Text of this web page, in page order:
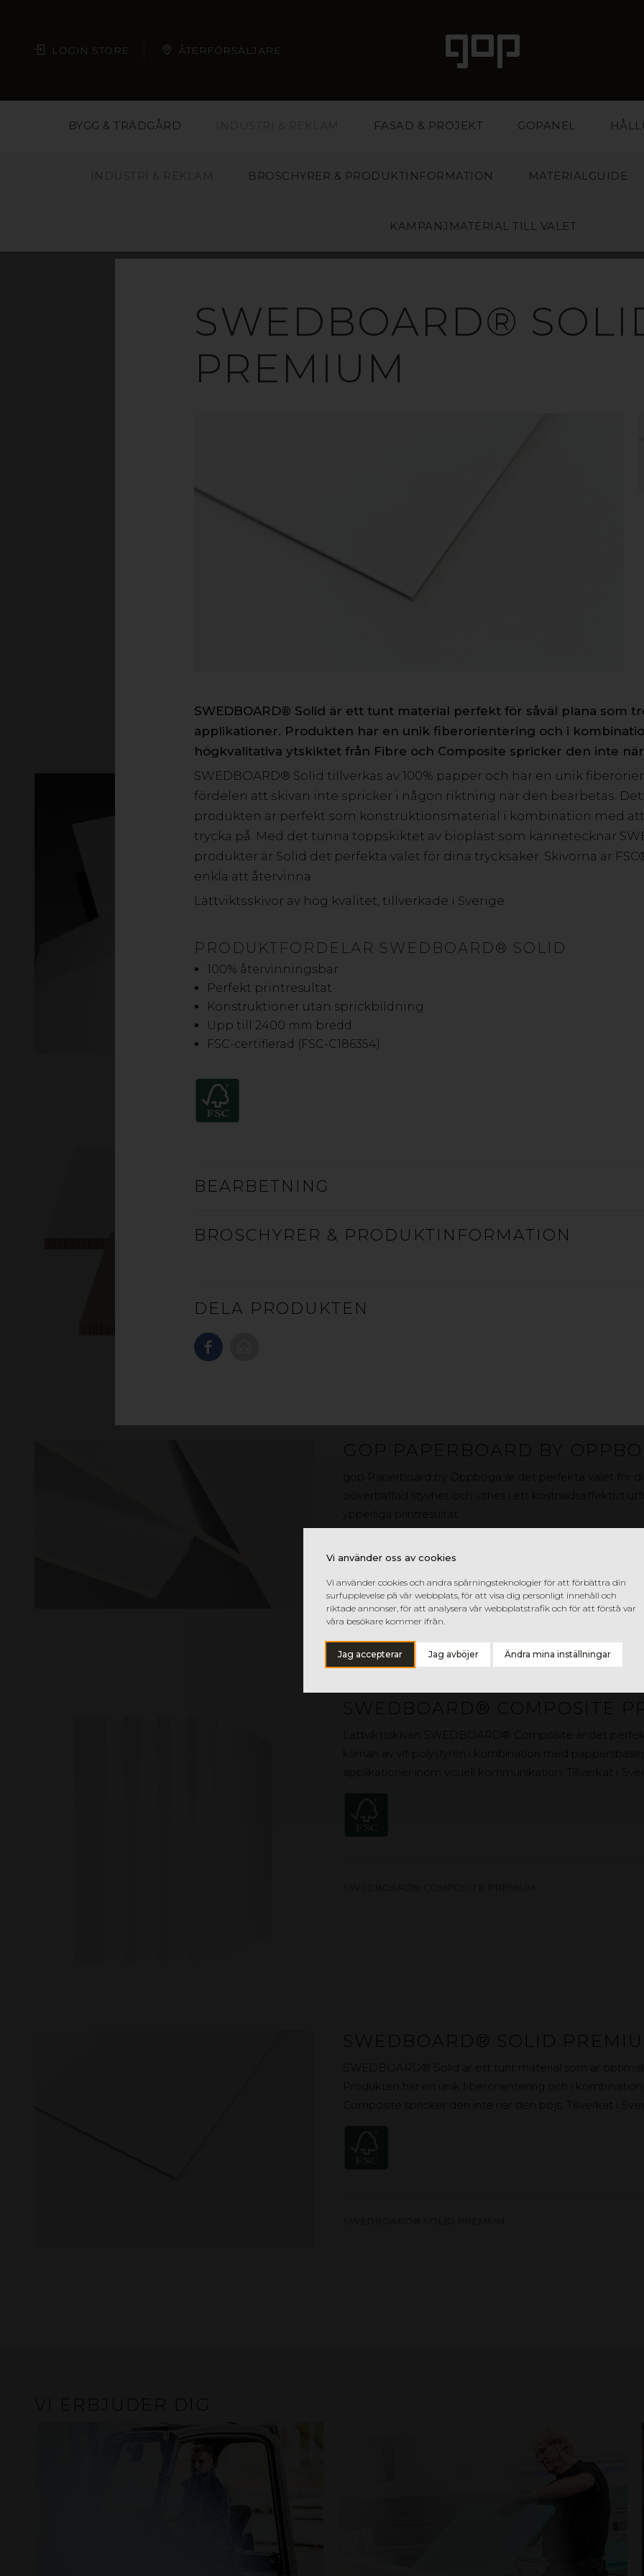
Vi använder oss av cookies
Vi använder cookies och andra spårningsteknologier för att förbättra din
surfupplevelse på vår webbplats, för att visa dig personligt innehåll och
riktade annonser, för att analysera vår webbplatstrafik och för att förstå var
våra besökare kommer ifrån.
Jag accepterar Jag avböjer Ändra mina inställningar
LOGIN STORE ÅTERFÖRSÄLJARE
BYGG & TRÄDGÅRD FASAD & PROJEKT GOPANEL
INDUSTRI & REKLAM BROSCHYRER & PRODUKTINFORMATION MATERIALGUIDE
KAMPANJMATERIAL TILL VALET
SWEDBOARD®
PREMIUM
SWEDBOARD® Solid är ett tunt material perfekt för såväl plana som
applikationer. Produkten har en unik fiberorientering och i
högkvalitativa ytskiktet från Fibre och Composite spricker den inte
SWEDBOARD® Solid tillverkas av 100% papper och har en unik
fördelen att skivan inte spricker i någon riktning när den bearbetas.
produkten är perfekt som konstruktionsmaterial i kombination med
trycka på. Med det tunna toppskiktet av bioplast som kännetecknar
produkter är Solid det perfekta valet för dina trycksaker. Skivorna är
enkla att återvinna.
Lättviktsskivor av hög kvalitet, tillverkade i Sverige.
PRODUKTFÖRDELAR SWEDBOARD® SOLID
100% återvinningsbar
Perfekt printresultat
Konstruktioner utan sprickbildning
Upp till 2400 mm bredd
FSC-certifierad (FSC-C186354)
BEARBETNING
BROSCHYRER & PRODUKTINFORMATION
DELA PRODUKTEN
Vilket material är bäst till skyltar? Den frågan har inget rakt svar utan
DISPA DISPLAYSKIVA
DISPA® Displayskiva tillverkas av papper och passar
återvinns som vanligt pappersavfall lämpar den sig
DISPA® har låg vikt, håller sig plan och ger ett utmärkt
SWEDBOARD® Fibre tar konceptet pappersskivor till
vid 3D-konstruktion och som även ger perfekta
applikationer inom visuell kommunikation. Skivorna är
GOP PAPERBOARD BY
gop Paperboard by Oppboga är det perfekta valet för
oöverträffad styvhet och vithet i ett kostnadseffektivt
Lättviktsskivan SWEDBOARD® Composite är det
kärnan av vit polystyrén i kombination med
SWEDBOARD® SOLID
SWEDBOARD® Solid är ett tunt material som är
Produkten har en unik fiberorientering och i
Composite spricker den inte när den böjs. Tillverkat i